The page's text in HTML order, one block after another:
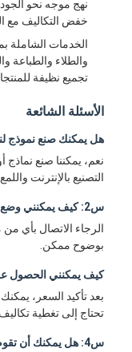
صب حقن OEM
إدراج حقن صب
حقن صب
صب حقن
خدمة الصب يموت
نهج موجه نحو
خفض التكاليف مع
الخدمات الشاملة
والطلاء والطباعة
تجميع نظيفة
الأسئلة الشائعة
هل يمكنك صنع نموذج
نعم، يمكننا صنع
التصنيع بالإنترنت
س2: كيف يمكنني وضع طلب؟
الرجاء الاتصال بأي
بوضوح ممكن.
كيف يمكنني الحصول
بعد تأكيد السعر،
تحتاج إلى تغطية
س4: هل يمكنك أن تقوم بالتصميم لنا؟